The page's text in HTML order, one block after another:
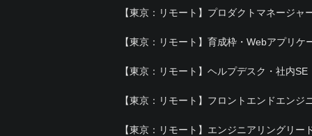
【東京：リモート】プロダクトマネージャ
【東京：リモート】育成枠・Webアプリケ
【東京：リモート】ヘルプデスク・社内
【東京：リモート】フロントエンドエンジ
【東京：リモート】エンジニアリングリー